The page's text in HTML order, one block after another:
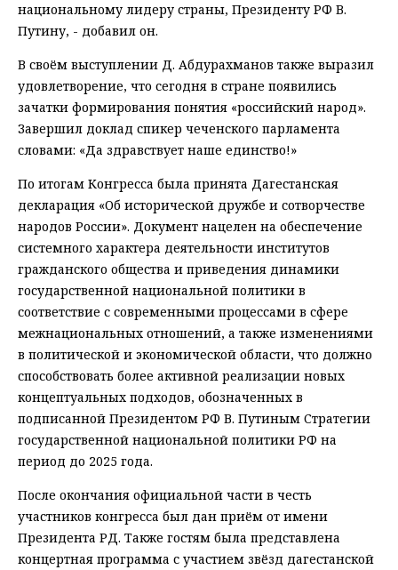
национальному лидеру страны, Президенту РФ В.
Путину, - добавил он.
В своём выступлении Д. Абдурахманов также выразил
удовлетворение, что сегодня в стране появились
зачатки формирования понятия «российский народ».
Завершил доклад спикер чеченского парламента
словами: «Да здравствует наше единство!»
По итогам Конгресса была принята Дагестанская
декларация «Об исторической дружбе и сотворчестве
народов России». Документ нацелен на обеспечение
системного характера деятельности институтов
гражданского общества и приведения динамики
государственной национальной политики в
соответствие с современными процессами в сфере
межнациональных отношений, а также изменениями
в политической и экономической области, что должно
способствовать более активной реализации новых
концептуальных подходов, обозначенных в
подписанной Президентом РФ В. Путиным Стратегии
государственной национальной политики РФ на
период до 2025 года.
После окончания официальной части в честь
участников конгресса был дан приём от имени
Президента РД. Также гостям была представлена
концертная программа с участием звёзд дагестанской